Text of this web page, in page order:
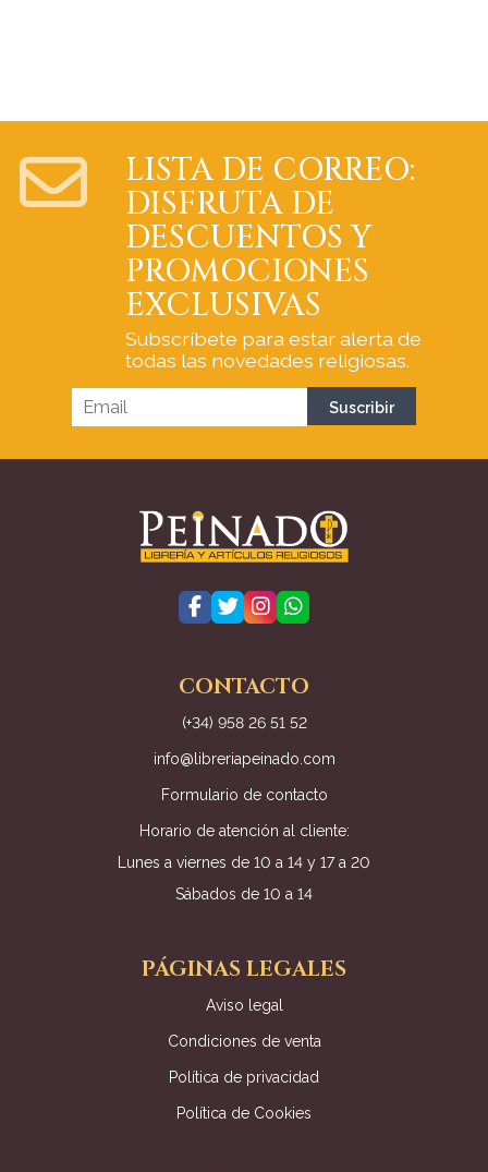
LISTA DE CORREO:
DISFRUTA DE
DESCUENTOS Y
PROMOCIONES
EXCLUSIVAS
Subscríbete para estar alerta de
todas las novedades religiosas.
CONTACTO
(+34) 958 26 51 52
info@libreriapeinado.com
Formulario de contacto
Horario de atención al cliente:
Lunes a viernes de 10 a 14 y 17 a 20
Sábados de 10 a 14
PÁGINAS LEGALES
Aviso legal
Condiciones de venta
Política de privacidad
Política de Cookies